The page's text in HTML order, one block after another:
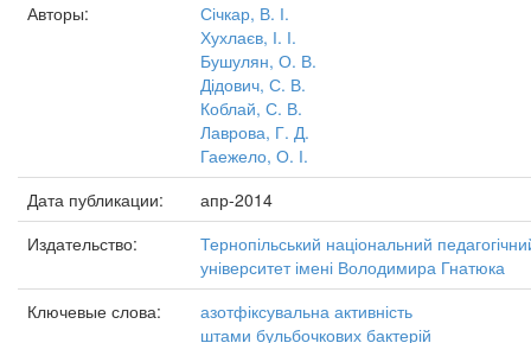
Авторы:
Січкар, В. І.
Хухлаєв, І. І.
Бушулян, О. В.
Дідович, С. В.
Коблай, С. В.
Лаврова, Г. Д.
Гаежело, О. І.
Дата публикации:
апр-2014
Издательство:
Тернопільський національний
університет імені Володимира Гнатюка
Ключевые слова:
азотфіксувальна активність
штами бульбочкових бактерій